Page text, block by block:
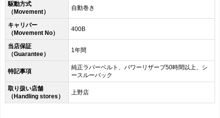
駆動方式
（Movement）
自動巻き
キャリバー
（Movement No）
400B
当店保証
（Guarantee）
1年間
特記事項
純正ラバーベルト、パワーリザーブ50時間以上、シ
ースルーバック
取り扱い店舗
（Handling stores）
上野店